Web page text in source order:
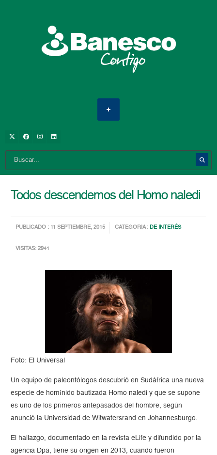
Todos descendemos del Homo naledi
PUBLICADO : 11 SEPTIEMBRE, 2015 CATEGORIA :DE INTERÉS
VISITAS: 2941
Foto: El Universal
Un equipo de paleontólogos descubrió en Sudáfrica una nueva
especie de homínido bautizada Homo naledi y que se supone
es uno de los primeros antepasados del hombre, según
anunció la Universidad de Witwatersrand en Johannesburgo.
El hallazgo, documentado en la revista eLife y difundido por la
agencia Dpa, tiene su origen en 2013, cuando fueron